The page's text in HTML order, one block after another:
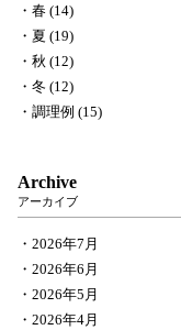
春 (14)
夏 (19)
秋 (12)
冬 (12)
調理例 (15)
Archive
アーカイブ
2026年7月
2026年6月
2026年5月
2026年4月